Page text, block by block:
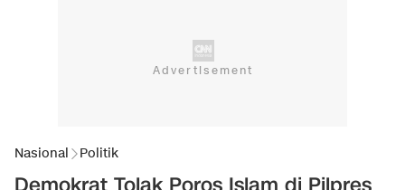
Nasional Politik